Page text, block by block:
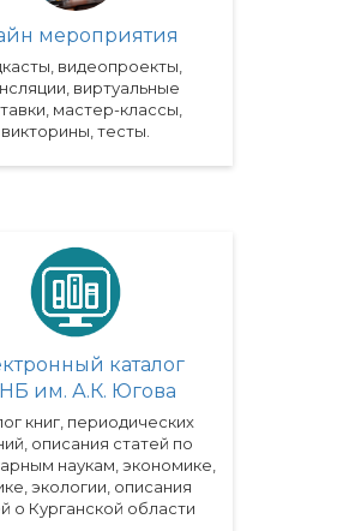
мероприятия
видеопроекты,
виртуальные
мастер-классы,
викторины, тесты.
каталог
им. А.К. Югова
книг, периодических
описания статей по
наукам, экономике,
экологии, описания
о Курганской области